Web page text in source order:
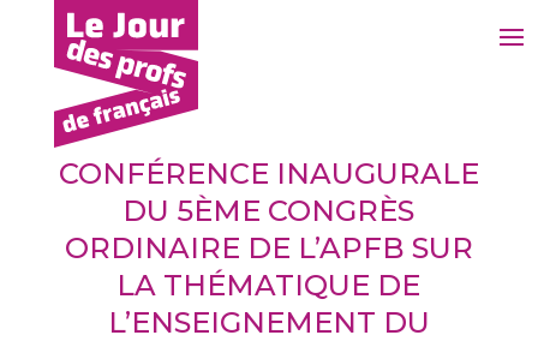
CONFÉRENCE INAUGURALE
DU 5ÈME CONGRÈS
ORDINAIRE DE L’APFB SUR
LA THÉMATIQUE DE
L’ENSEIGNEMENT DU